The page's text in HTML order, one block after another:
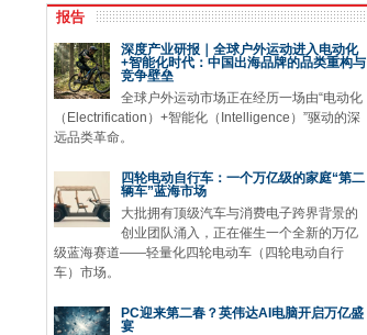
报告
深度产业研报｜全球户外运动进入电动化
+智能化时代：中国出海品牌的品类重构与
竞争壁垒
全球户外运动市场正在经历一场由“电动化
（Electrification）+智能化（Intelligence）”驱动的深
远品类革命。
四轮电动自行车：一个万亿级的家庭“第二
辆车”蓝海市场
大批拥有顶级汽车与消费电子跨界背景的
创业团队涌入，正在催生一个全新的万亿
级蓝海赛道——轻量化四轮电动车（四轮电动自行
车）市场。
PC迎来第二春？英伟达AI电脑开启万亿盛
宴